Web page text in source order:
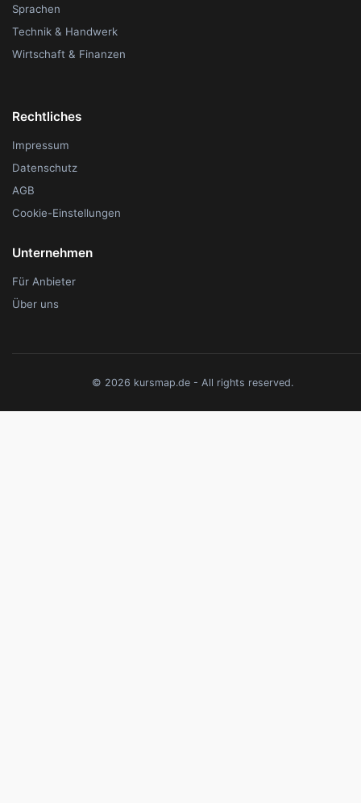
Sprachen
Technik & Handwerk
Wirtschaft & Finanzen
Rechtliches
Impressum
Datenschutz
AGB
Cookie-Einstellungen
Unternehmen
Für Anbieter
Über uns
© 2026 kursmap.de - All rights reserved.